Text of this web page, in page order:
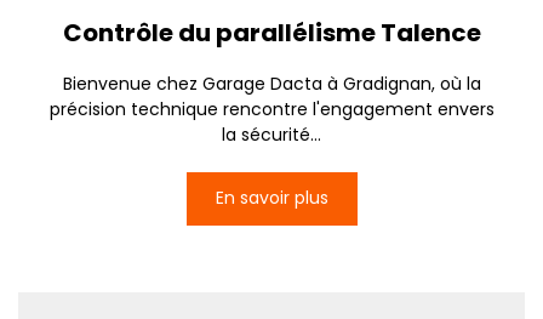
Contrôle du parallélisme Talence
Bienvenue chez Garage Dacta à Gradignan, où la
précision technique rencontre l'engagement envers
la sécurité...
En savoir plus